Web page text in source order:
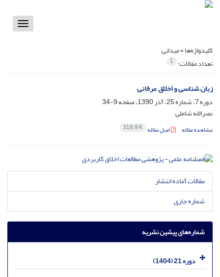
Toggle
کلیدواژه‌ها =میدانی
تعداد مقالات: 1
زبان شناسی و اخلاق عرفانی
دوره 7، شماره 25، آذر 1390، صفحه
9-34
نصرالله شاملی
مشاهده مقاله اصل مقاله 318.9 K
مقالات آماده انتشار
شماره جاری
شماره‌های پیشین نشریه
دوره 21 (1404)